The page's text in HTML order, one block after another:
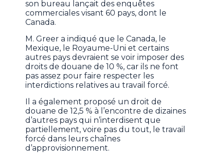
son bureau lançait des enquêtes
commerciales visant 60 pays, dont le
Canada.
M. Greer a indiqué que le Canada, le
Mexique, le Royaume-Uni et certains
autres pays devraient se voir imposer des
droits de douane de 10 %, car ils ne font
pas assez pour faire respecter les
interdictions relatives au travail forcé.
Il a également proposé un droit de
douane de 12,5 % à l’encontre de dizaines
d’autres pays qui n’interdisent que
partiellement, voire pas du tout, le travail
forcé dans leurs chaînes
d’approvisionnement.